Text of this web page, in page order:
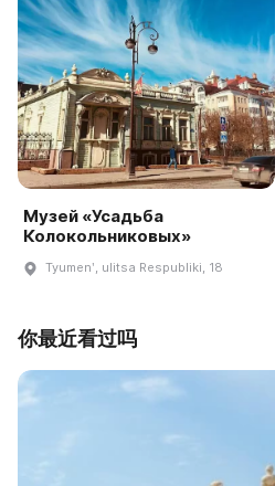
Музей «Усадьба
Колокольниковых»
Tyumenʹ, ulitsa Respubliki, 18
你最近看过吗